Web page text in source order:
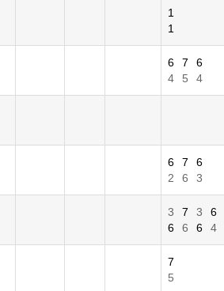
1
1
6 7
6
4
5 4
6 7
6
2
6 3
3 7 3 6
6
6 6 4
7
5